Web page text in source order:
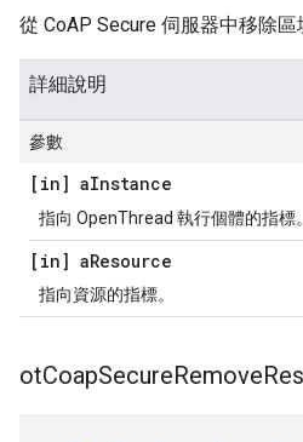
從 CoAP Secure 伺服器中移除區
詳細說明
參數
[in] aInstance
指向 OpenThread 執行個體的指標。
[in] aResource
指向資源的指標。
otCoapSecureRemove